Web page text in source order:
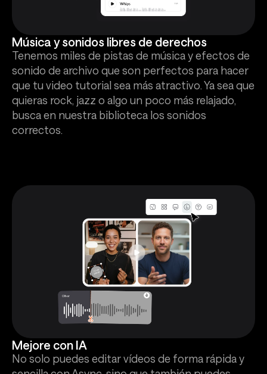
Música y sonidos libres de derechos
Tenemos miles de pistas de música y efectos de
sonido de archivo que son perfectos para hacer
que tu video tutorial sea más atractivo. Ya sea que
quieras rock, jazz o algo un poco más relajado,
busca en nuestra biblioteca los sonidos
correctos.
Mejore con IA
No solo puedes editar vídeos de forma rápida y